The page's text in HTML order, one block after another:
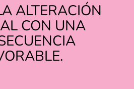
ALTERACIÓN
CON UNA